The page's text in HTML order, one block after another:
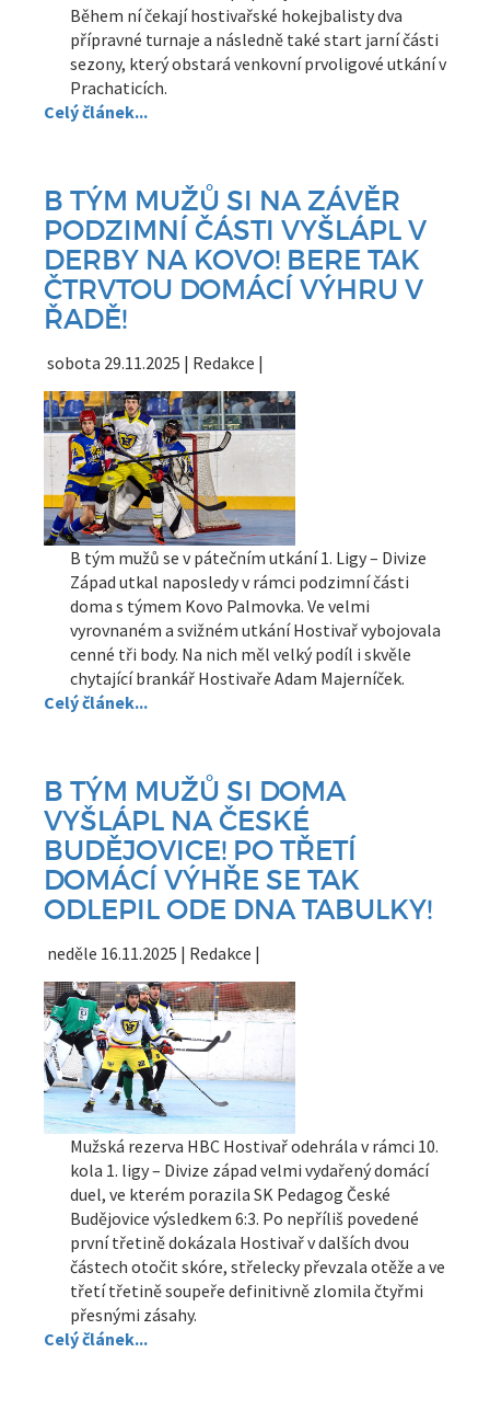
Během ní čekají hostivařské hokejbalisty dva
přípravné turnaje a následně také start jarní části
sezony, který obstará venkovní prvoligové utkání v
Prachaticích.
Celý článek...
B TÝM MUŽŮ SI NA ZÁVĚR
PODZIMNÍ ČÁSTI VYŠLÁPL V
DERBY NA KOVO! BERE TAK
ČTRVTOU DOMÁCÍ VÝHRU V
ŘADĚ!
sobota 29.11.2025 | Redakce |
B tým mužů se v pátečním utkání 1. Ligy – Divize
Západ utkal naposledy v rámci podzimní části
doma s týmem Kovo Palmovka. Ve velmi
vyrovnaném a svižném utkání Hostivař vybojovala
cenné tři body. Na nich měl velký podíl i skvěle
chytající brankář Hostivaře Adam Majerníček.
Celý článek...
B TÝM MUŽŮ SI DOMA
VYŠLÁPL NA ČESKÉ
BUDĚJOVICE! PO TŘETÍ
DOMÁCÍ VÝHŘE SE TAK
ODLEPIL ODE DNA TABULKY!
neděle 16.11.2025 | Redakce |
Mužská rezerva HBC Hostivař odehrála v rámci 10.
kola 1. ligy – Divize západ velmi vydařený domácí
duel, ve kterém porazila SK Pedagog České
Budějovice výsledkem 6:3. Po nepříliš povedené
první třetině dokázala Hostivař v dalších dvou
částech otočit skóre, střelecky převzala otěže a ve
třetí třetině soupeře definitivně zlomila čtyřmi
přesnými zásahy.
Celý článek...